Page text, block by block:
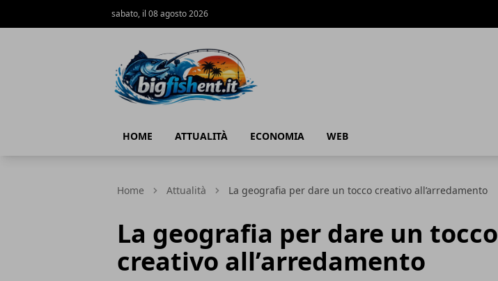
sabato, il 08 agosto 2026
HOME ATTUALITÀ ECONOMIA WEB
Home Attualità La geografia per dare un tocco creativo all’arredamento
La geografia per dare un tocco
creativo all’arredamento